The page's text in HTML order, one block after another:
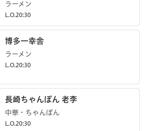
ラーメン
L.O.20:30
博多一幸舎
ラーメン
L.O.20:30
長崎ちゃんぽん 老李
中華・ちゃんぽん
L.O.20:30